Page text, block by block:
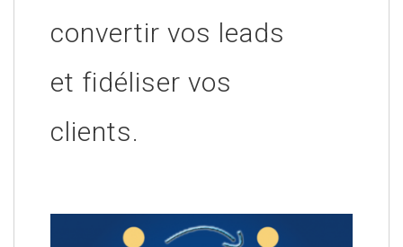
convertir vos leads
et fidéliser vos
clients.